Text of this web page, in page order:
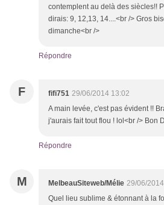
contemplent au delà des siècles!!
dirais: 9, 12,13, 14....<br /> Gros
dimanche<br />
Répondre
F fifi751 29/06/2014 13:02
A main levée, c'est pas évident !!
j'aurais fait tout flou ! lol<br /> Bon
Répondre
M MelbeauSiteweb/Mélie 29/06/
Quel lieu sublime & étonnant à la